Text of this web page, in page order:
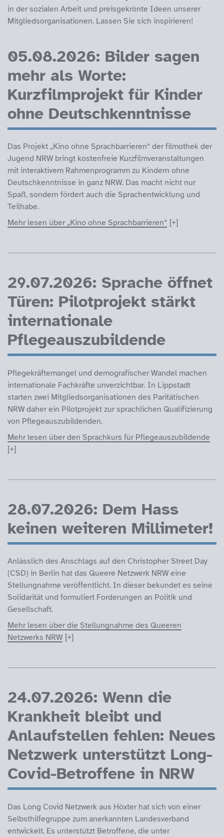
in der sozialen Arbeit und preisgekrönte Ideen unserer
Mitgliedsorganisationen. Lassen Sie sich inspirieren!
05.08.2026: Bilder sagen
mehr als Worte:
Kurzfilmprojekt für Kinder
ohne Deutschkenntnisse
Das Projekt „Kino ohne Sprachbarrieren“ der filmothek der
Jugend NRW bringt kostenfreie Kurzfilmveranstaltungen
mit interaktivem Rahmenprogramm zu Kindern ohne
Deutschkenntnisse in ganz NRW. Das macht nicht nur
Spaß, sondern fördert auch die Sprachentwicklung und
Teilhabe.
Mehr lesen über „Kino ohne Sprachbarrieren“
29.07.2026: Sprache öffnet
Türen: Pilotprojekt stärkt
internationale
Pflegeauszubildende
Pflegekräftemangel und demografischer Wandel machen
internationale Fachkräfte unverzichtbar. In Lippstadt
starten zwei Mitgliedsorganisationen des Paritätischen
NRW daher ein Pilotprojekt zur sprachlichen Qualifizierung
von Pflegeauszubildenden.
Mehr lesen über den Sprachkurs für Pflegeauszubildende
28.07.2026: Dem Hass
keinen weiteren Millimeter!
Anlässlich des Anschlags auf den Christopher Street Day
(CSD) in Berlin hat das Queere Netzwerk NRW eine
Stellungnahme veröffentlicht. In dieser bekundet es seine
Solidarität und formuliert Forderungen an Politik und
Gesellschaft.
Mehr lesen über die Stellungnahme des Queeren
Netzwerks NRW
24.07.2026: Wenn die
Krankheit bleibt und
Anlaufstellen fehlen: Neues
Netzwerk unterstützt Long-
Covid-Betroffene in NRW
Das Long Covid Netzwerk aus Höxter hat sich von einer
Selbsthilfegruppe zum anerkannten Landesverband
entwickelt. Es unterstützt Betroffene, die unter